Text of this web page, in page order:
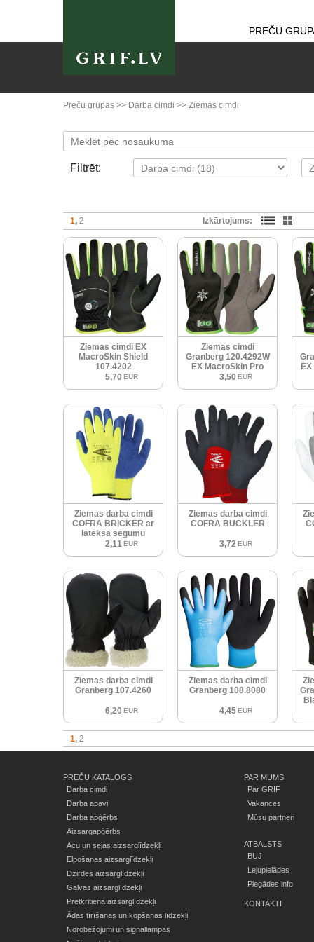
PREČU
Preču grupas >> Darba cimdi >> Ziemas cimdi
Filtrēt:
1 2 Izkārtojums:
Ziemas cimdi EX
MacroSkin Shield
107.4202
5,70 EUR
Ziemas cimdi
Granberg 120.4292W
EX MacroSkin Pro
3,50 EUR
Ziemas darba cimdi
COFRA BRICKER ar
lateksa segumu
2,11 EUR
Ziemas darba cimdi
COFRA BUCKLER
3,72 EUR
Ziemas darba cimdi
Granberg 107.4260
6,20 EUR
Ziemas darba cimdi
Granberg 108.8080
4,45 EUR
1 2
PREČU KATALOGS
Darba cimdi
Darba apavi
Darba apģērbs
Aizsargapģērbs
Acu un sejas aizsarglīdzekļi
Elpošanas aizsarglīdzekļi
Dzirdes aizsarglīdzekļi
Galvas aizsarglīdzekļi
Pretkritiena aizsarglīdzekļi
Ādas tīrīšanas un kopšanas līdzekļi
Norobežojumi un signāllampas
PAR MUMS
Par GRIF
Vakances
Mūsu partneri
ATBALSTS
BUJ
Lejupielādes
Piegādes info
KONTAKTI